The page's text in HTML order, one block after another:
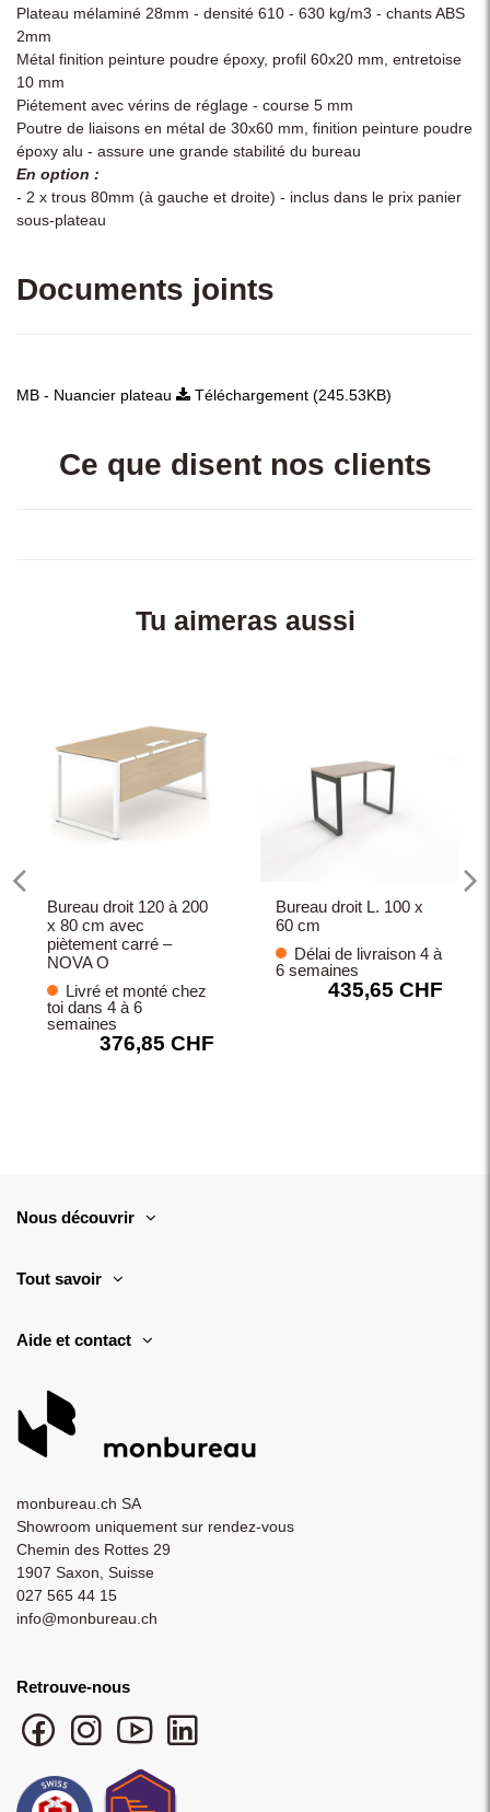
Plateau mélaminé 28mm - densité 610 - 630 kg/m3 - chants ABS
2mm
Métal finition peinture poudre époxy, profil 60x20 mm, entretoise
10 mm
Piétement avec vérins de réglage - course 5 mm
Poutre de liaisons en métal de 30x60 mm, finition peinture poudre
époxy alu - assure une grande stabilité du bureau
En option :
- 2 x trous 80mm (à gauche et droite) - inclus dans le prix panier
sous-plateau
Documents joints
MB - Nuancier plateau Téléchargement (245.53KB)
Ce que disent nos clients
Tu aimeras aussi
Bureau droit 120 à 200
x 80 cm avec
piètement carré –
NOVA O
Livré et monté chez
toi dans 4 à 6
semaines
376,85 CHF
Bureau droit L. 100 x
60 cm
Délai de livraison 4 à
6 semaines
435,65 CHF
Nous découvrir
Tout savoir
Aide et contact
monbureau.ch SA
Showroom uniquement sur rendez-vous
Chemin des Rottes 29
1907 Saxon, Suisse
027 565 44 15
info@monbureau.ch
Retrouve-nous
Facebook monbureau
Instagram monbureau
YouTube monbureau